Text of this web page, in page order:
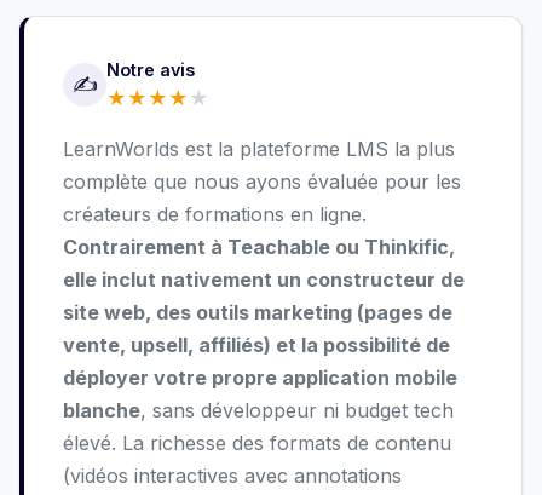
✍️
Notre avis
★ ★ ★ ★ ★
LearnWorlds est la plateforme LMS la plus
complète que nous ayons évaluée pour les
créateurs de formations en ligne.
Contrairement à Teachable ou Thinkific,
elle inclut nativement un constructeur de
site web, des outils marketing (pages de
vente, upsell, affiliés) et la possibilité de
déployer votre propre application mobile
blanche, sans développeur ni budget tech
élevé. La richesse des formats de contenu
(vidéos interactives avec annotations